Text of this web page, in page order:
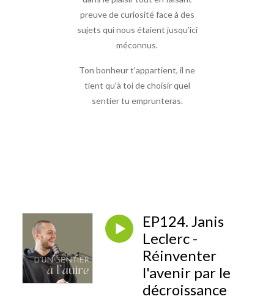
preuve de curiosité face à des
sujets qui nous étaient jusqu’ici
méconnus.
Ton bonheur t'appartient, il ne
tient qu’à toi de choisir quel
sentier tu emprunteras.
EP124. Janis
Leclerc -
Réinventer
l'avenir par le
décroissance